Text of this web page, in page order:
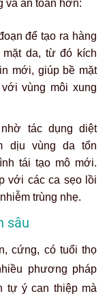
và an toàn hơn:
để tạo ra hàng
da, từ đó kích
mới, giúp bề mặt
vùng môi xung
tác dụng diệt
dịu vùng da tổn
tái tạo mô mới.
với các ca sẹo lồi
trùng nhẹ.
sâu
cứng, có tuổi thọ
phương pháp
tự ý can thiệp mà